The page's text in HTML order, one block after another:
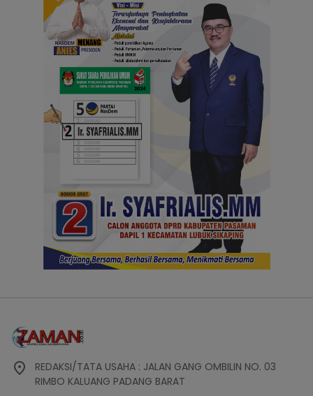
REDAKSI/TATA USAHA : JALAN GANG OMBILIN NO. 03
RIMBO KALUANG PADANG BARAT